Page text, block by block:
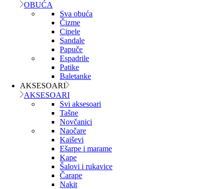
OBUĆA
Sva obuća
Čizme
Cipele
Sandale
Papuče
Espadrile
Patike
Baletanke
AKSESOARI
AKSESOARI
Svi aksesoari
Tašne
Novčanici
Naočare
Kaiševi
Ešarpe i marame
Kape
Šalovi i rukavice
Čarape
Nakit